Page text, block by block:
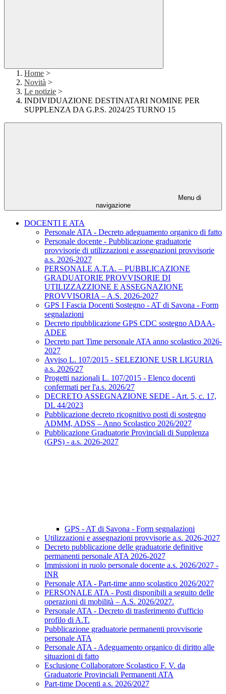
Home >
Novità >
Le notizie >
INDIVIDUAZIONE DESTINATARI NOMINE PER
SUPPLENZA DA G.P.S. 2024/25 TURNO 15
Menu di
navigazione
DOCENTI E ATA
Personale ATA - Decreto adeguamento organico di fatto
Personale docente - Pubblicazione graduatorie
provvisorie di utilizzazioni e assegnazioni provvisorie
a.s. 2026-2027
PERSONALE A.T.A. – PUBBLICAZIONE
GRADUATORIE PROVVISORIE DI
UTILIZZAZZIONE E ASSEGNAZIONE
PROVVISORIA – A.S. 2026-2027
GPS I Fascia Docenti Sostegno - AT di Savona - Form
segnalazioni
Decreto ripubblicazione GPS CDC sostegno ADAA-
ADEE
Decreto part Time personale ATA anno scolastico 2026-
2027
Avviso L. 107/2015 - SELEZIONE USR LIGURIA
a.s. 2026/27
Progetti nazionali L. 107/2015 - Elenco docenti
confermati per l'a.s. 2026/27
DECRETO ASSEGNAZIONE SEDE - Art. 5, c. 17,
DL 44/2023
Pubblicazione decreto ricognitivo posti di sostegno
ADMM, ADSS – Anno Scolastico 2026/2027
Pubblicazione Graduatorie Provinciali di Supplenza
(GPS) - a.s. 2026-2027
GPS - AT di Savona - Form segnalazioni
Utilizzazioni e assegnazioni provvisorie a.s. 2026-2027
Decreto pubblicazione delle graduatorie definitive
permanenti personale ATA 2026-2027
Immissioni in ruolo personale docente a.s. 2026/2027 -
INR
Personale ATA - Part-time anno scolastico 2026/2027
PERSONALE ATA - Posti disponibili a seguito delle
operazioni di mobilità – A.S. 2026/2027.
Personale ATA - Decreto di trasferimento d'ufficio
profilo di A.T.
Pubblicazione graduatorie permanenti provvisorie
personale ATA
Personale ATA - Adeguamento organico di diritto alle
situazioni di fatto
Esclusione Collaboratore Scolastico F. V. da
Graduatorie Provinciali Permanenti ATA
Part-time Docenti a.s. 2026/2027